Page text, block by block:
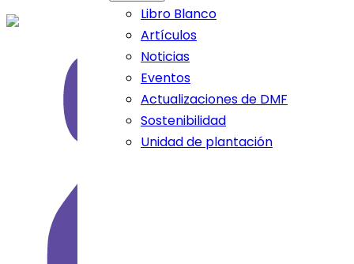
Libro Blanco
Artículos
Noticias
Eventos
Actualizaciones de DMF
Sostenibilidad
Unidad de plantación